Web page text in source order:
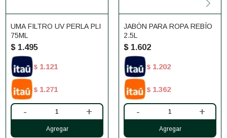
UMA FILTRO UV PERLA PLI
75ML
$ 1.495
$ 1.121
$ 1.271
- +
JABÓN PARA ROPA REBÍO
2.5L
$ 1.602
$ 1.202
$ 1.362
- +